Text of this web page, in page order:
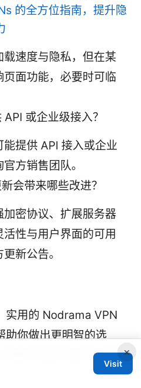
的全方位指南，提升隐
速度与隐私，但在某
面功能，必要时可临
或企业级接入？
提供 API 接入或企业
方销售团队。
会带来哪些改进？
密协议、扩展服务器
活性与用户界面的可用
新公告。
实用的 Nodrama VPN
助你做出更明智的选
遵守当地法律法规与服×
Visit